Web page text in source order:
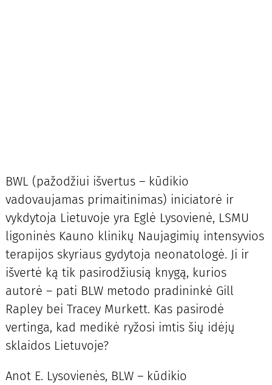
BWL (pažodžiui išvertus – kūdikio
vadovaujamas primaitinimas) iniciatorė ir
vykdytoja Lietuvoje yra Eglė Lysovienė, LSMU
ligoninės Kauno klinikų Naujagimių intensyvios
terapijos skyriaus gydytoja neonatologė. Ji ir
išvertė ką tik pasirodžiusią knygą, kurios
autorė – pati BLW metodo pradininkė Gill
Rapley bei Tracey Murkett. Kas pasirodė
vertinga, kad medikė ryžosi imtis šių idėjų
sklaidos Lietuvoje?
Anot E. Lysovienės, BLW – kūdikio